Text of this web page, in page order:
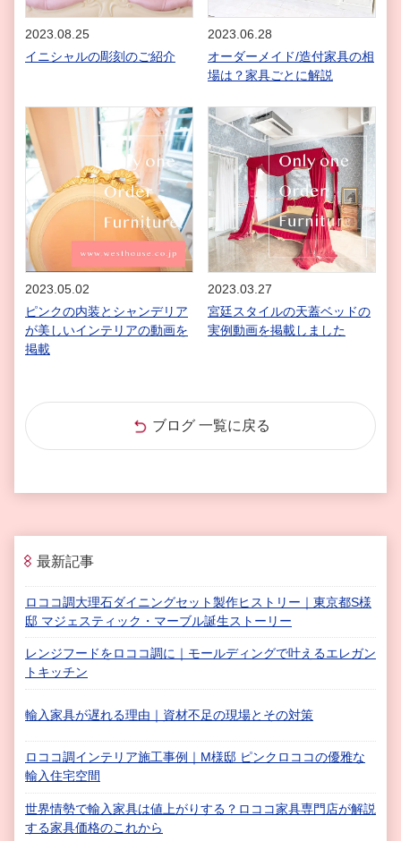
2023.08.25
イニシャルの彫刻のご紹介
2023.06.28
オーダーメイド/造付家具の相
場は？家具ごとに解説
2023.05.02
ピンクの内装とシャンデリア
が美しいインテリアの動画を
掲載
2023.03.27
宮廷スタイルの天蓋ベッドの
実例動画を掲載しました
ブログ 一覧に戻る
最新記事
ロココ調大理石ダイニングセット製作ヒストリー｜東京都S様
邸 マジェスティック・マーブル誕生ストーリー
レンジフードをロココ調に｜モールディングで叶えるエレガン
トキッチン
輸入家具が遅れる理由｜資材不足の現場とその対策
ロココ調インテリア施工事例｜M様邸 ピンクロココの優雅な
輸入住宅空間
世界情勢で輸入家具は値上がりする？ロココ家具専門店が解説
する家具価格のこれから